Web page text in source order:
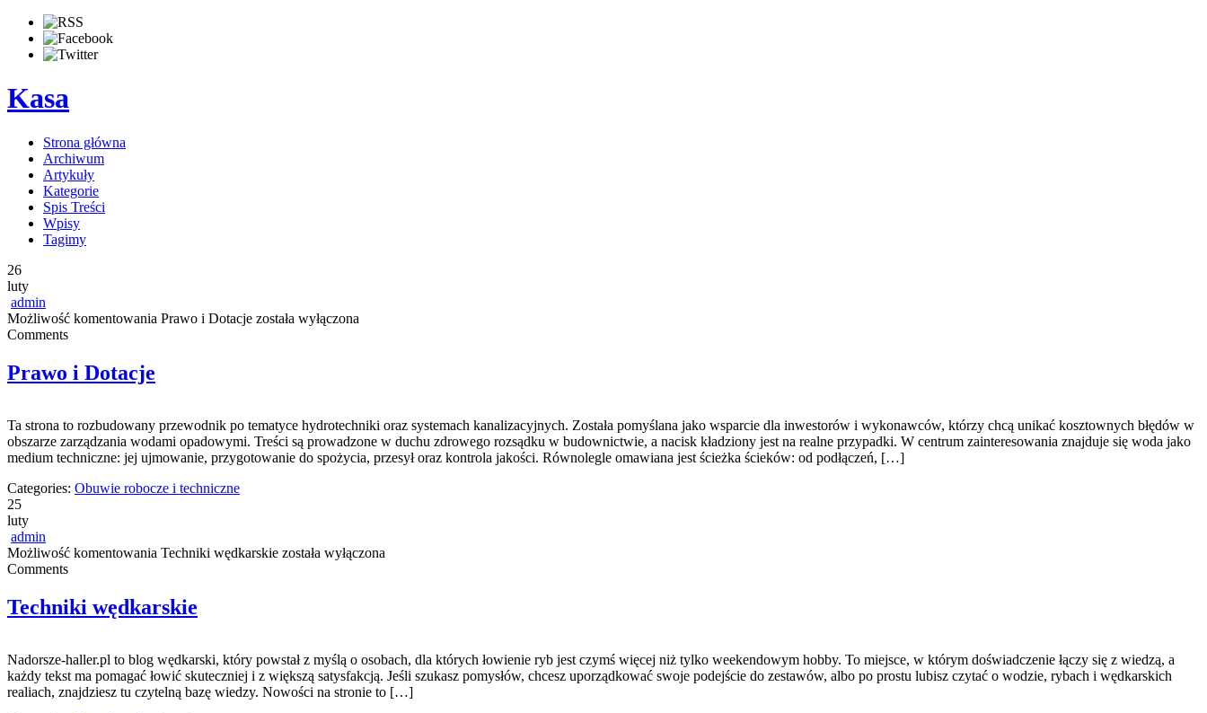
Kasa
Strona główna
Archiwum
Artykuły
Kategorie
Spis Treści
Wpisy
Tagimy
26
luty
admin
Możliwość komentowania Prawo i Dotacje została wyłączona
Comments
Prawo i Dotacje
Ta strona to rozbudowany przewodnik po tematyce hydrotechniki oraz systemach kanalizacyjnych. Została pomyślana jako wsparcie dla inwestorów i wykonawców, którzy chcą unikać kosztownych błędów w
obszarze zarządzania wodami opadowymi. Treści są prowadzone w duchu zdrowego rozsądku w budownictwie, a nacisk kładziony jest na realne przypadki. W centrum zainteresowania znajduje się woda jako
medium techniczne: jej ujmowanie, przygotowanie do spożycia, przesył oraz kontrola jakości. Równolegle omawiana jest ścieżka ścieków: od podłączeń, […]
Categories: Obuwie robocze i techniczne
25
luty
admin
Możliwość komentowania Techniki wędkarskie została wyłączona
Comments
Techniki wędkarskie
Nadorsze-haller.pl to blog wędkarski, który powstał z myślą o osobach, dla których łowienie ryb jest czymś więcej niż tylko weekendowym hobby. To miejsce, w którym doświadczenie łączy się z wiedzą, a
każdy tekst ma pomagać łowić skuteczniej i z większą satysfakcją. Jeśli szukasz pomysłów, chcesz uporządkować swoje podejście do zestawów, albo po prostu lubisz czytać o wodzie, rybach i wędkarskich
realiach, znajdziesz tu czytelną bazę wiedzy. Nowości na stronie to […]